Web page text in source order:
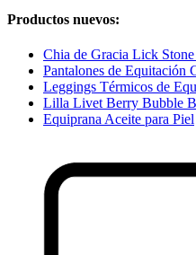
Productos nuevos:
Chia de Gracia Lick
Pantalones de Equitación
Leggings Térmicos de
Lilla Livet Berry Bubble
Equiprana Aceite para Piel